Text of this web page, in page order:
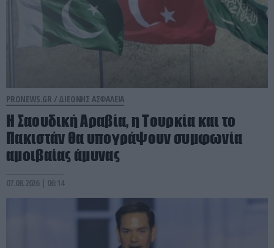
PRONEWS.GR / ΔΙΕΘΝΗΣ ΑΣΦΑΛΕΙΑ
Η Σαουδική Αραβία, η Τουρκία και το
Πακιστάν θα υπογράψουν συμφωνία
αμοιβαίας άμυνας
07.08.2026 | 06:14